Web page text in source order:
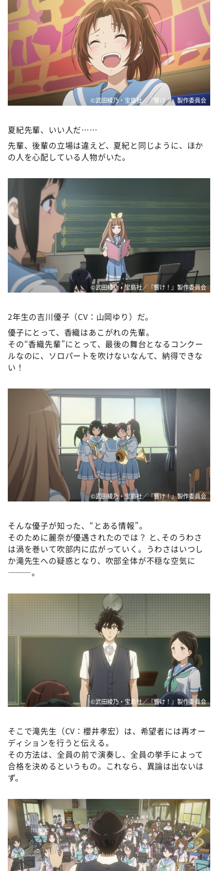
©武田綾乃・宝島社／『響け！』製作委員会
夏紀先輩、いい人だ……
先輩、後輩の立場は違えど、夏紀と同じように、ほか
の人を心配している人物がいた。
©武田綾乃・宝島社／『響け！』製作委員会
2年生の吉川優子（CV：山岡ゆり）だ。
優子にとって、香織はあこがれの先輩。
その“香織先輩”にとって、最後の舞台となるコンクー
ルなのに、ソロパートを吹けないなんて、納得できな
い！
©武田綾乃・宝島社／『響け！』製作委員会
そんな優子が知った、“とある情報”。
そのために麗奈が優遇されたのでは？ と､そのうわさ
は渦を巻いて吹部内に広がっていく。うわさはいつし
か滝先生への疑惑となり、吹部全体が不穏な空気に
———。
©武田綾乃・宝島社／『響け！』製作委員会
そこで滝先生（CV：櫻井孝宏）は、希望者には再オー
ディションを行うと伝える。
その方法は、全員の前で演奏し、全員の挙手によって
合格を決めるというもの。これなら、異論は出ないは
ず。